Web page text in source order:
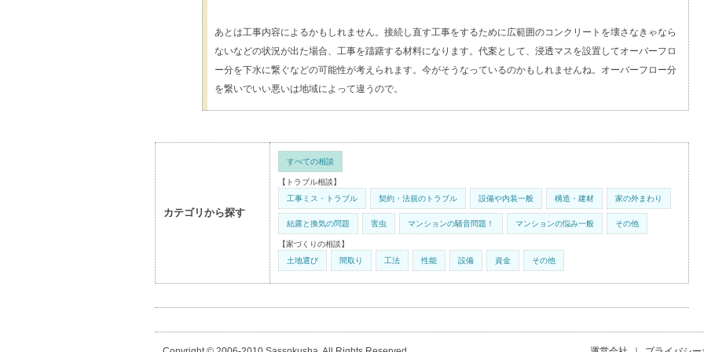
あとは工事内容によるかもしれません。接続し直す工事をするために広範囲のコンクリートを壊さなきゃなら
ないなどの状況が出た場合、工事を躊躇する材料になります。代案として、浸透マスを設置してオーバーフロ
ー分を下水に繋ぐなどの可能性が考えられます。今がそうなっているのかもしれませんね。オーバーフロー分
を繋いでいい悪いは地域によって違うので。
カテゴリから探す
すべての相談
【トラブル相談】
工事ミス・トラブル
契約・法規のトラブル 設備や内装一般 構造・建材 家の外まわり
結露と換気の問題 害虫 マンションの騒音問題！ マンションの悩み一般 その他
【家づくりの相談】
土地選び
間取り 工法 性能 設備 資金 その他